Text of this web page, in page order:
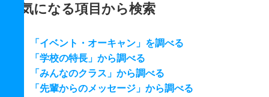
気になる項目から検索
「イベント・オーキャン」を調べる
「学校の特長」から調べる
「みんなのクラス」から調べる
「先輩からのメッセージ」から調べる